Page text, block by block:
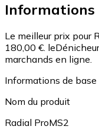
Le meilleur prix pour
180,00 €.
marchands en ligne.
Informations de base
Nom du produit
Radial ProMS2